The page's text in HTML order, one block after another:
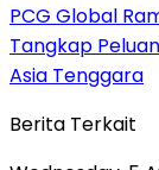
PCG Global
Tangkap
Asia Tenggara
Berita Terkait